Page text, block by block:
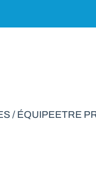
/ ÉQUIPEETRE